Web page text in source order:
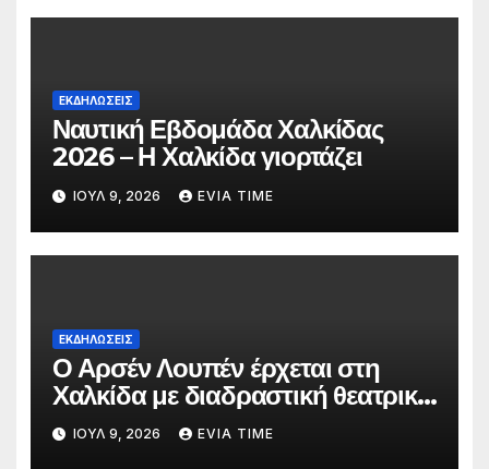
ΕΚΔΗΛΩΣΕΙΣ
Ναυτική Εβδομάδα Χαλκίδας
2026 – Η Χαλκίδα γιορτάζει
ΙΟΎΛ 9, 2026 EVIA TIME
ΕΚΔΗΛΩΣΕΙΣ
Ο Αρσέν Λουπέν έρχεται στη
Χαλκίδα με διαδραστική θεατρική
παράσταση
ΙΟΎΛ 9, 2026 EVIA TIME